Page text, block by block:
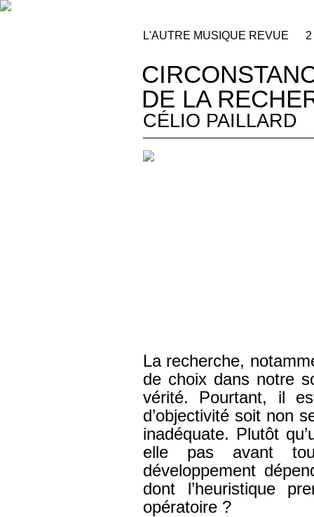
L'AUTRE MUSIQUE REVUE
DE LA
CÉLIO PAILLARD
La recherche,
de choix dans notre
vérité. Pourtant, il
d’objectivité soit non
inadéquate. Plutôt
elle pas avant
développement
dont l’heuristique
opératoire ?